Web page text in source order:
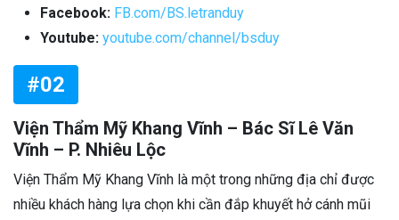
Facebook: FB.com/BS.letranduy
Youtube: youtube.com/channel/bsduy
#02
Viện Thẩm Mỹ Khang Vĩnh – Bác Sĩ Lê Văn
Vĩnh – P. Nhiêu Lộc
Viện Thẩm Mỹ Khang Vĩnh là một trong những địa chỉ được
nhiều khách hàng lựa chọn khi cần đắp khuyết hở cánh mũi